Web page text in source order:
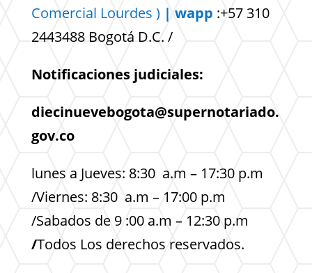
Comercial Lourdes ) | wapp :+57 310
2443488 Bogotá D.C. /
Notificaciones judiciales:
diecinuevebogota@supernotariado.
gov.co
lunes a Jueves: 8:30 a.m – 17:30 p.m
/Viernes: 8:30 a.m – 17:00 p.m
/Sabados de 9 :00 a.m – 12:30 p.m
/Todos Los derechos reservados.